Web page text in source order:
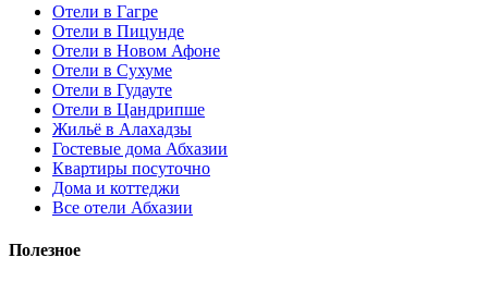
Отели в Гагре
Отели в Пицунде
Отели в Новом Афоне
Отели в Сухуме
Отели в Гудауте
Отели в Цандрипше
Жильё в Алахадзы
Гостевые дома Абхазии
Квартиры посуточно
Дома и коттеджи
Все отели Абхазии
Полезное